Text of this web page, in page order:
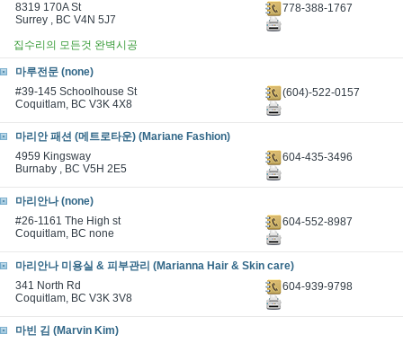
8319 170A St
Surrey , BC V4N 5J7
778-388-1767
집수리의 모든것 완벽시공
마루전문 (none)
#39-145 Schoolhouse St
Coquitlam, BC V3K 4X8
(604)-522-0157
마리안 패션 (메트로타운) (Mariane Fashion)
4959 Kingsway
Burnaby , BC V5H 2E5
604-435-3496
마리안나 (none)
#26-1161 The High st
Coquitlam, BC none
604-552-8987
마리안나 미용실 & 피부관리 (Marianna Hair & Skin care)
341 North Rd
Coquitlam, BC V3K 3V8
604-939-9798
마빈 김 (Marvin Kim)